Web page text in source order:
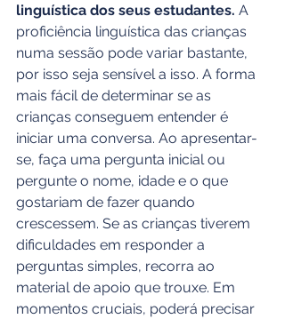
linguística dos seus estudantes. A
proficiência linguística das crianças
numa sessão pode variar bastante,
por isso seja sensível a isso. A forma
mais fácil de determinar se as
crianças conseguem entender é
iniciar uma conversa. Ao apresentar-
se, faça uma pergunta inicial ou
pergunte o nome, idade e o que
gostariam de fazer quando
crescessem. Se as crianças tiverem
dificuldades em responder a
perguntas simples, recorra ao
material de apoio que trouxe. Em
momentos cruciais, poderá precisar